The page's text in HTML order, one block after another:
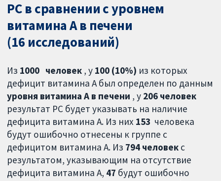
РС в сравнении с уровнем
витамина А в печени
(16 исследований)
Из 1000 человек , у 100 (10%) из которых
дефицит витамина А был определен по данным
уровня витамина А в печени , у 206 человек
результат РС будет указывать на наличие
дефицита витамина А. Из них 153 человека
будут ошибочно отнесены к группе с
дефицитом витамина А. Из 794 человек с
результатом, указывающим на отсутствие
дефицита витамина А, 47 будут ошибочно